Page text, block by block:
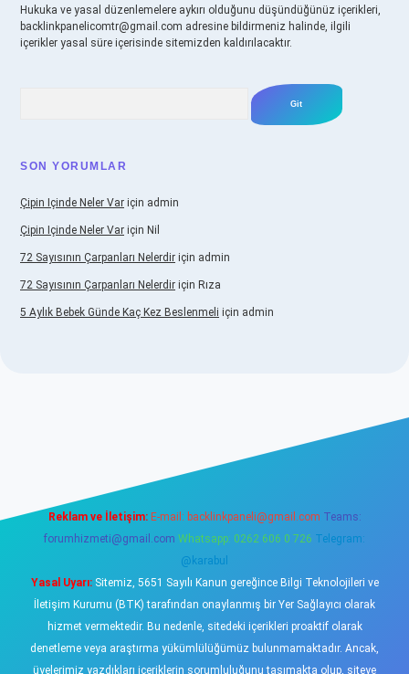
Hukuka ve yasal düzenlemelere aykırı olduğunu düşündüğünüz içerikleri,
backlinkpanelicomtr@gmail.com adresine bildirmeniz halinde, ilgili
içerikler yasal süre içerisinde sitemizden kaldırılacaktır.
SON YORUMLAR
Çipin Içinde Neler Var için admin
Çipin Içinde Neler Var için Nil
72 Sayısının Çarpanları Nelerdir için admin
72 Sayısının Çarpanları Nelerdir için Rıza
5 Aylık Bebek Günde Kaç Kez Beslenmeli için admin
Reklam ve İletişim: E-mail: backlinkpaneli@gmail.com Teams:
forumhizmeti@gmail.com Whatsapp: 0262 606 0 726 Telegram:
@karabul
Yasal Uyarı:Sitemiz, 5651 Sayılı Kanun gereğince Bilgi Teknolojileri ve
İletişim Kurumu (BTK) tarafından onaylanmış bir Yer Sağlayıcı olarak
hizmet vermektedir. Bu nedenle, sitedeki içerikleri proaktif olarak
denetleme veya araştırma yükümlülüğümüz bulunmamaktadır. Ancak,
üyelerimiz yazdıkları içeriklerin sorumluluğunu taşımakta olup, siteye